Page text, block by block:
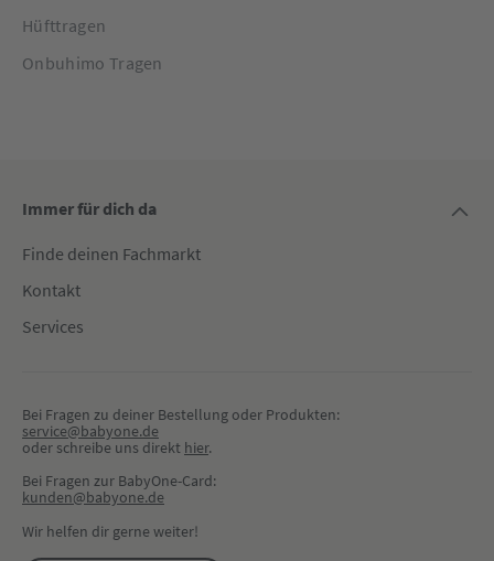
Hüfttragen
Onbuhimo Tragen
Immer für dich da
Finde deinen Fachmarkt
Kontakt
Services
Bei Fragen zu deiner Bestellung oder Produkten:
service@babyone.de
oder schreibe uns direkt hier.
Bei Fragen zur BabyOne-Card:
kunden@babyone.de
Wir helfen dir gerne weiter!